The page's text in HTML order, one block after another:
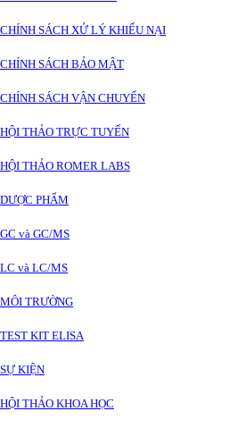
CHÍNH SÁCH XỬ LÝ KHIẾU NẠI
CHÍNH SÁCH BẢO MẬT
CHÍNH SÁCH VẬN CHUYỂN
HỘI THẢO TRỰC TUYẾN
HỘI THẢO ROMER LABS
DƯỢC PHẨM
GC và GC/MS
LC và LC/MS
MÔI TRƯỜNG
TEST KIT ELISA
SỰ KIỆN
HỘI THẢO KHOA HỌC